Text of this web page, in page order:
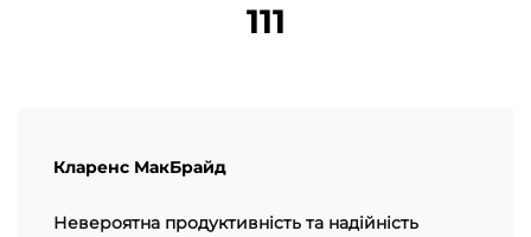
111
Кларенс МакБрайд
Невероятна продуктивність та надійність